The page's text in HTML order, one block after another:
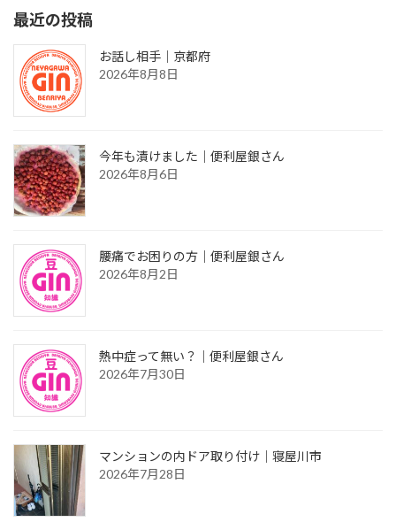
最近の投稿
お話し相手｜京都府
2026年8月8日
今年も漬けました｜便利屋銀さん
2026年8月6日
腰痛でお困りの方｜便利屋銀さん
2026年8月2日
熱中症って無い？｜便利屋銀さん
2026年7月30日
マンションの内ドア取り付け｜寝屋川市
2026年7月28日